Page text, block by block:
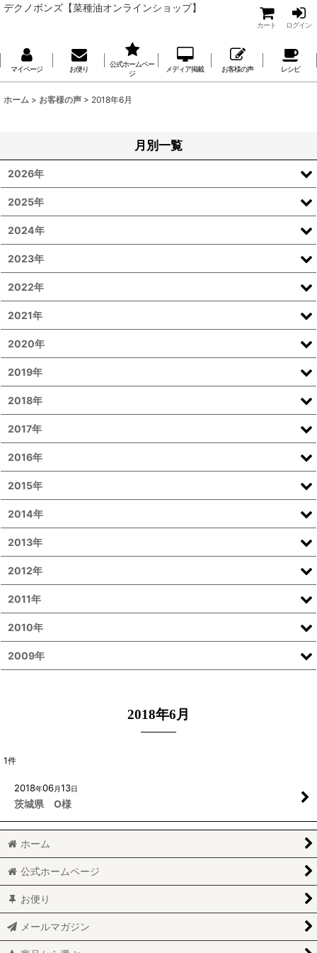
デクノボンズ【菜種油オンラインショップ】
カート ログイン
マイページ お便り
公式ホームペー
ジ
メディア掲載 お客様の声 レシピ
ホーム > お客様の声 > 2018年6月
2018年6月
1件
2018年06月13日
茨城県 O様
月別一覧
2026年
2025年
2024年
2023年
2022年
2021年
2020年
2019年
2018年
2017年
2016年
2015年
2014年
2013年
2012年
2011年
2010年
2009年
ホーム
公式ホームページ
お便り
メールマガジン